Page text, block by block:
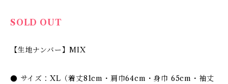
SOLD OUT
【生地ナンバー】MIX
● サイズ：XL（着丈81cm・肩巾64cm・身巾 65cm・袖丈